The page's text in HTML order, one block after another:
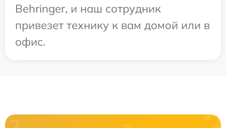
Behringer, и наш сотрудник
привезет технику к вам домой или в
офис.